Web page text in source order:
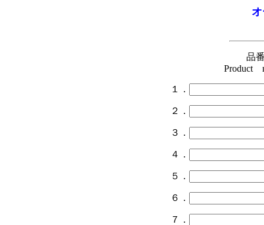
品
Product
１．
２．
３．
４．
５．
６．
７．